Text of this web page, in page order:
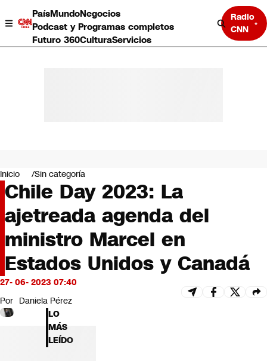
PaísMundoNegocios
Podcast y Programas completos
Futuro 360CulturaServicios
Radio
CNN
Negocios
Deportes
Programas completos
Cultura
Servicios
Bits
CNN tiempo
Futuro 360
Inicio Sin categoría
Chile Day 2023: La
ajetreada agenda del
ministro Marcel en
Estados Unidos y Canadá
27- 06- 2023 07:40
Por Daniela Pérez
LO
MÁS
LEÍDO